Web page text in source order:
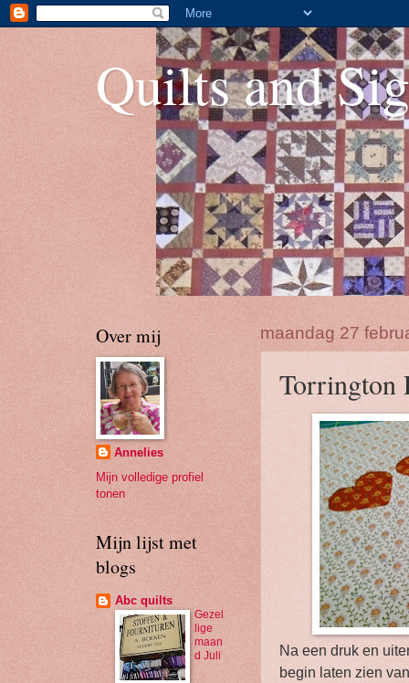
Quilts and
maandag 27
Torrington
Na een druk en
begin laten zien
Over mij
Annelies
Mijn volledige profiel
tonen
Mijn lijst met
blogs
Abc quilts
Gezel
lige
maan
d Juli